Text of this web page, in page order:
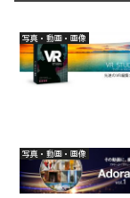
写真・動画・画像
写真・動画・画像